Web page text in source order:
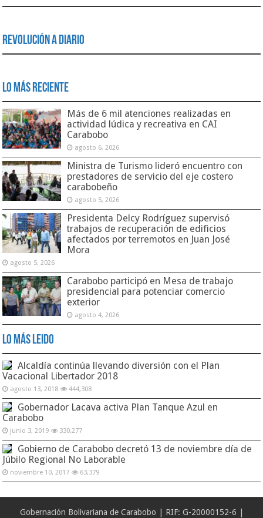
Revolución a Diario
Lo Más Reciente
Más de 6 mil atenciones realizadas en
actividad lúdica y recreativa en CAI
Carabobo
agosto 6, 2026
Ministra de Turismo lideró encuentro con
prestadores de servicio del eje costero
carabobeño
agosto 5, 2026
Presidenta Delcy Rodríguez supervisó
trabajos de recuperación de edificios
afectados por terremotos en Juan José
Mora
agosto 5, 2026
Carabobo participó en Mesa de trabajo
presidencial para potenciar comercio
exterior
agosto 4, 2026
Lo Más Leido
Alcaldía continúa llevando diversión con el Plan
Vacacional Libertador 2018
agosto 13, 2018 444,308
Gobernador Lacava activa Plan Tanque Azul en
Carabobo
junio 3, 2019 330,277
Gobierno de Carabobo decretó 13 de noviembre día de
Júbilo Regional No Laborable
noviembre 10, 2017 63,379
Gobernación Bolivariana de Carabobo | RIF: G-20000152-6 |